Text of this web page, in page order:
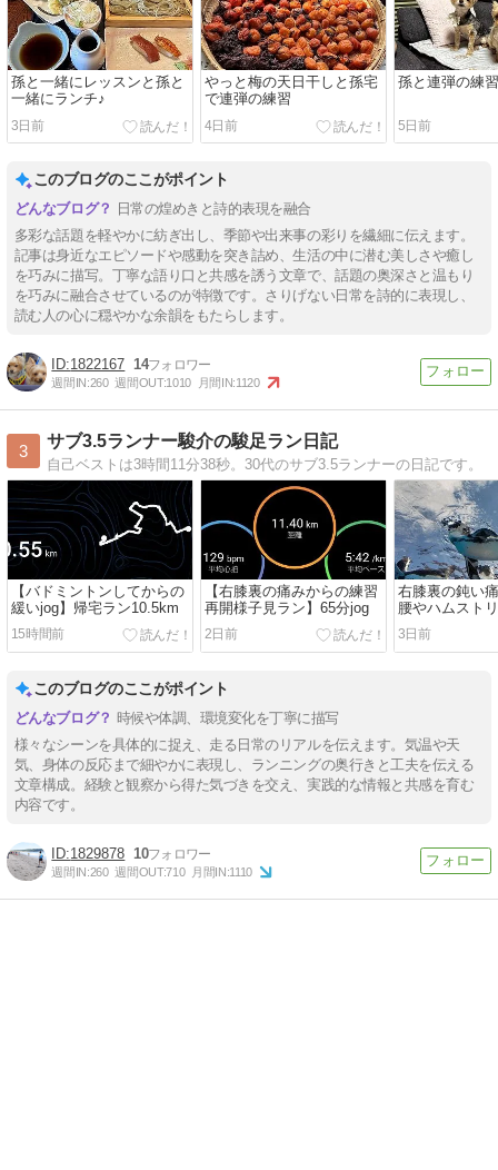
孫と一緒にレッスンと孫と
一緒にランチ♪
3日前
やっと梅の天日干しと孫宅
で連弾の練習
4日前
孫と連弾の練
5日前
このブログのここがポイント
日常の煌めきと詩的表現を融合
多彩な話題を軽やかに紡ぎ出し、季節や出来事の彩りを繊細に伝えます。
記事は身近なエピソードや感動を突き詰め、生活の中に潜む美しさや癒し
を巧みに描写。丁寧な語り口と共感を誘う文章で、話題の奥深さと温もり
を巧みに融合させているのが特徴です。さりげない日常を詩的に表現し、
読む人の心に穏やかな余韻をもたらします。
1822167 14
週間IN:260 週間OUT:1010 月間IN:1120
3
サブ3.5ランナー駿介の駿足ラン日記
自己ベストは3時間11分38秒。30代のサブ3.5ランナーの日記です。
【バドミントンしてからの
緩いjog】帰宅ラン10.5km
15時間前
【右膝裏の痛みからの練習
再開様子見ラン】65分jog
2日前
右膝裏の鈍い
腰やハムスト
リが原因か？
3日前
このブログのここがポイント
時候や体調、環境変化を丁寧に描写
様々なシーンを具体的に捉え、走る日常のリアルを伝えます。気温や天
気、身体の反応まで細やかに表現し、ランニングの奥行きと工夫を伝える
文章構成。経験と観察から得た気づきを交え、実践的な情報と共感を育む
内容です。
1829878 10
週間IN:260 週間OUT:710 月間IN:1110